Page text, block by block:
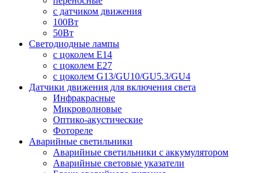
с датчиком движения
100Вт
50Вт
Светодиодные лампы
с цоколем E14
с цоколем E27
с цоколем G13/GU10/GU5.3/GU4
Датчики движения для включения света
Инфракрасные
Микроволновые
Оптико-акустические
Фотореле
Аварийные светильники
Аварийные светильники с аккумулятором
Аварийные световые указатели